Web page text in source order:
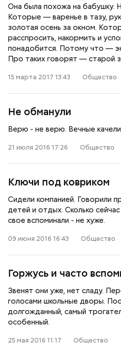
Она была похожа на бабушку.
Которые — варенье в тазу,
золотая осень за окном.
расспросить, накормить и
понадобится. Потому что —
Про таких говорят — старой
15 марта 2017 13:43 Общество
Не обманули
Верю - не верю. Вечные
21 июля 2016 17:26 Общество
Ключи под ковриком
Сидели компанией. Говорили
детей и отдых. Сколько
свое вспоминали - не хуже.
09 июня 2016 16:43 Общество
Горжусь и часто
Звенят они уже, нет сладу.
голосами школьные дворы.
долгожданный, самый
особенный.
25 мая 2016 11:17 Общество